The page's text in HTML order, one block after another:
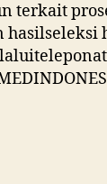
terkait
hasilseleksi